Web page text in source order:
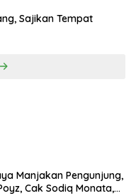
Sajikan Tempat
Manjakan Pengunjung,
Cak Sodiq Monata,